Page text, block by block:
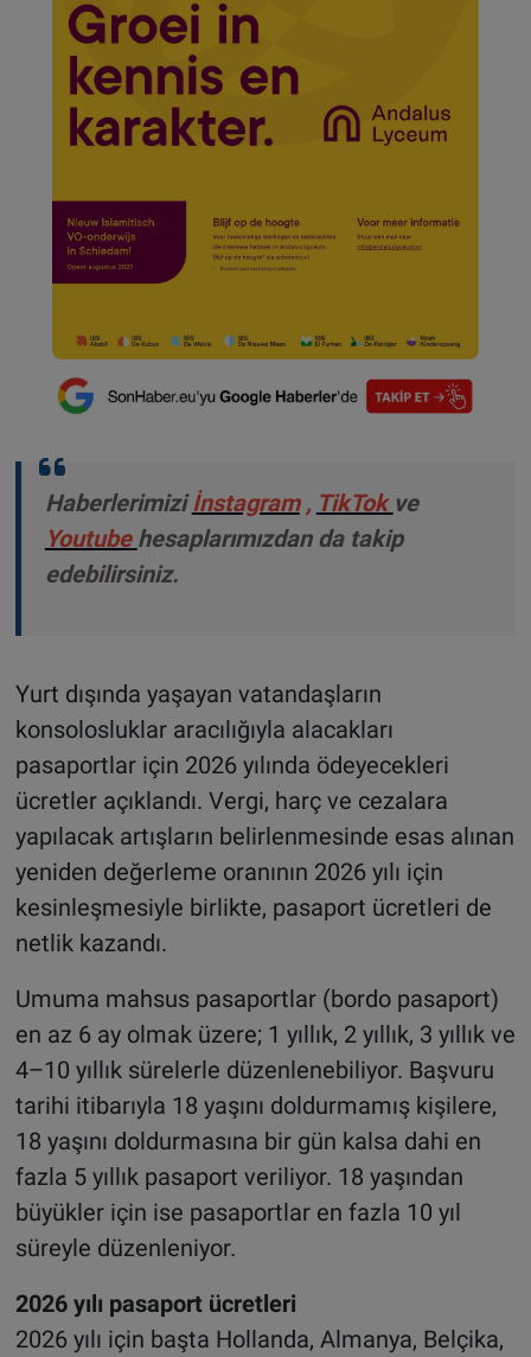
Haberlerimiziİnstagram , TikTok ve
Youtube hesaplarımızdan da takip
edebilirsiniz.
Yurt dışında yaşayan vatandaşların
konsolosluklar aracılığıyla alacakları
pasaportlar için 2026 yılında ödeyecekleri
ücretler açıklandı. Vergi, harç ve cezalara
yapılacak artışların belirlenmesinde esas alınan
yeniden değerleme oranının 2026 yılı için
kesinleşmesiyle birlikte, pasaport ücretleri de
netlik kazandı.
Umuma mahsus pasaportlar (bordo pasaport)
en az 6 ay olmak üzere; 1 yıllık, 2 yıllık, 3 yıllık ve
4–10 yıllık sürelerle düzenlenebiliyor. Başvuru
tarihi itibarıyla 18 yaşını doldurmamış kişilere,
18 yaşını doldurmasına bir gün kalsa dahi en
fazla 5 yıllık pasaport veriliyor. 18 yaşından
büyükler için ise pasaportlar en fazla 10 yıl
süreyle düzenleniyor.
2026 yılı pasaport ücretleri
2026 yılı için başta Hollanda, Almanya, Belçika,